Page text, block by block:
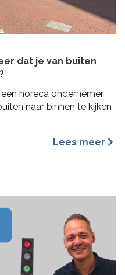
dat je van buiten
horeca ondernemer
naar binnen te kijken
Lees meer